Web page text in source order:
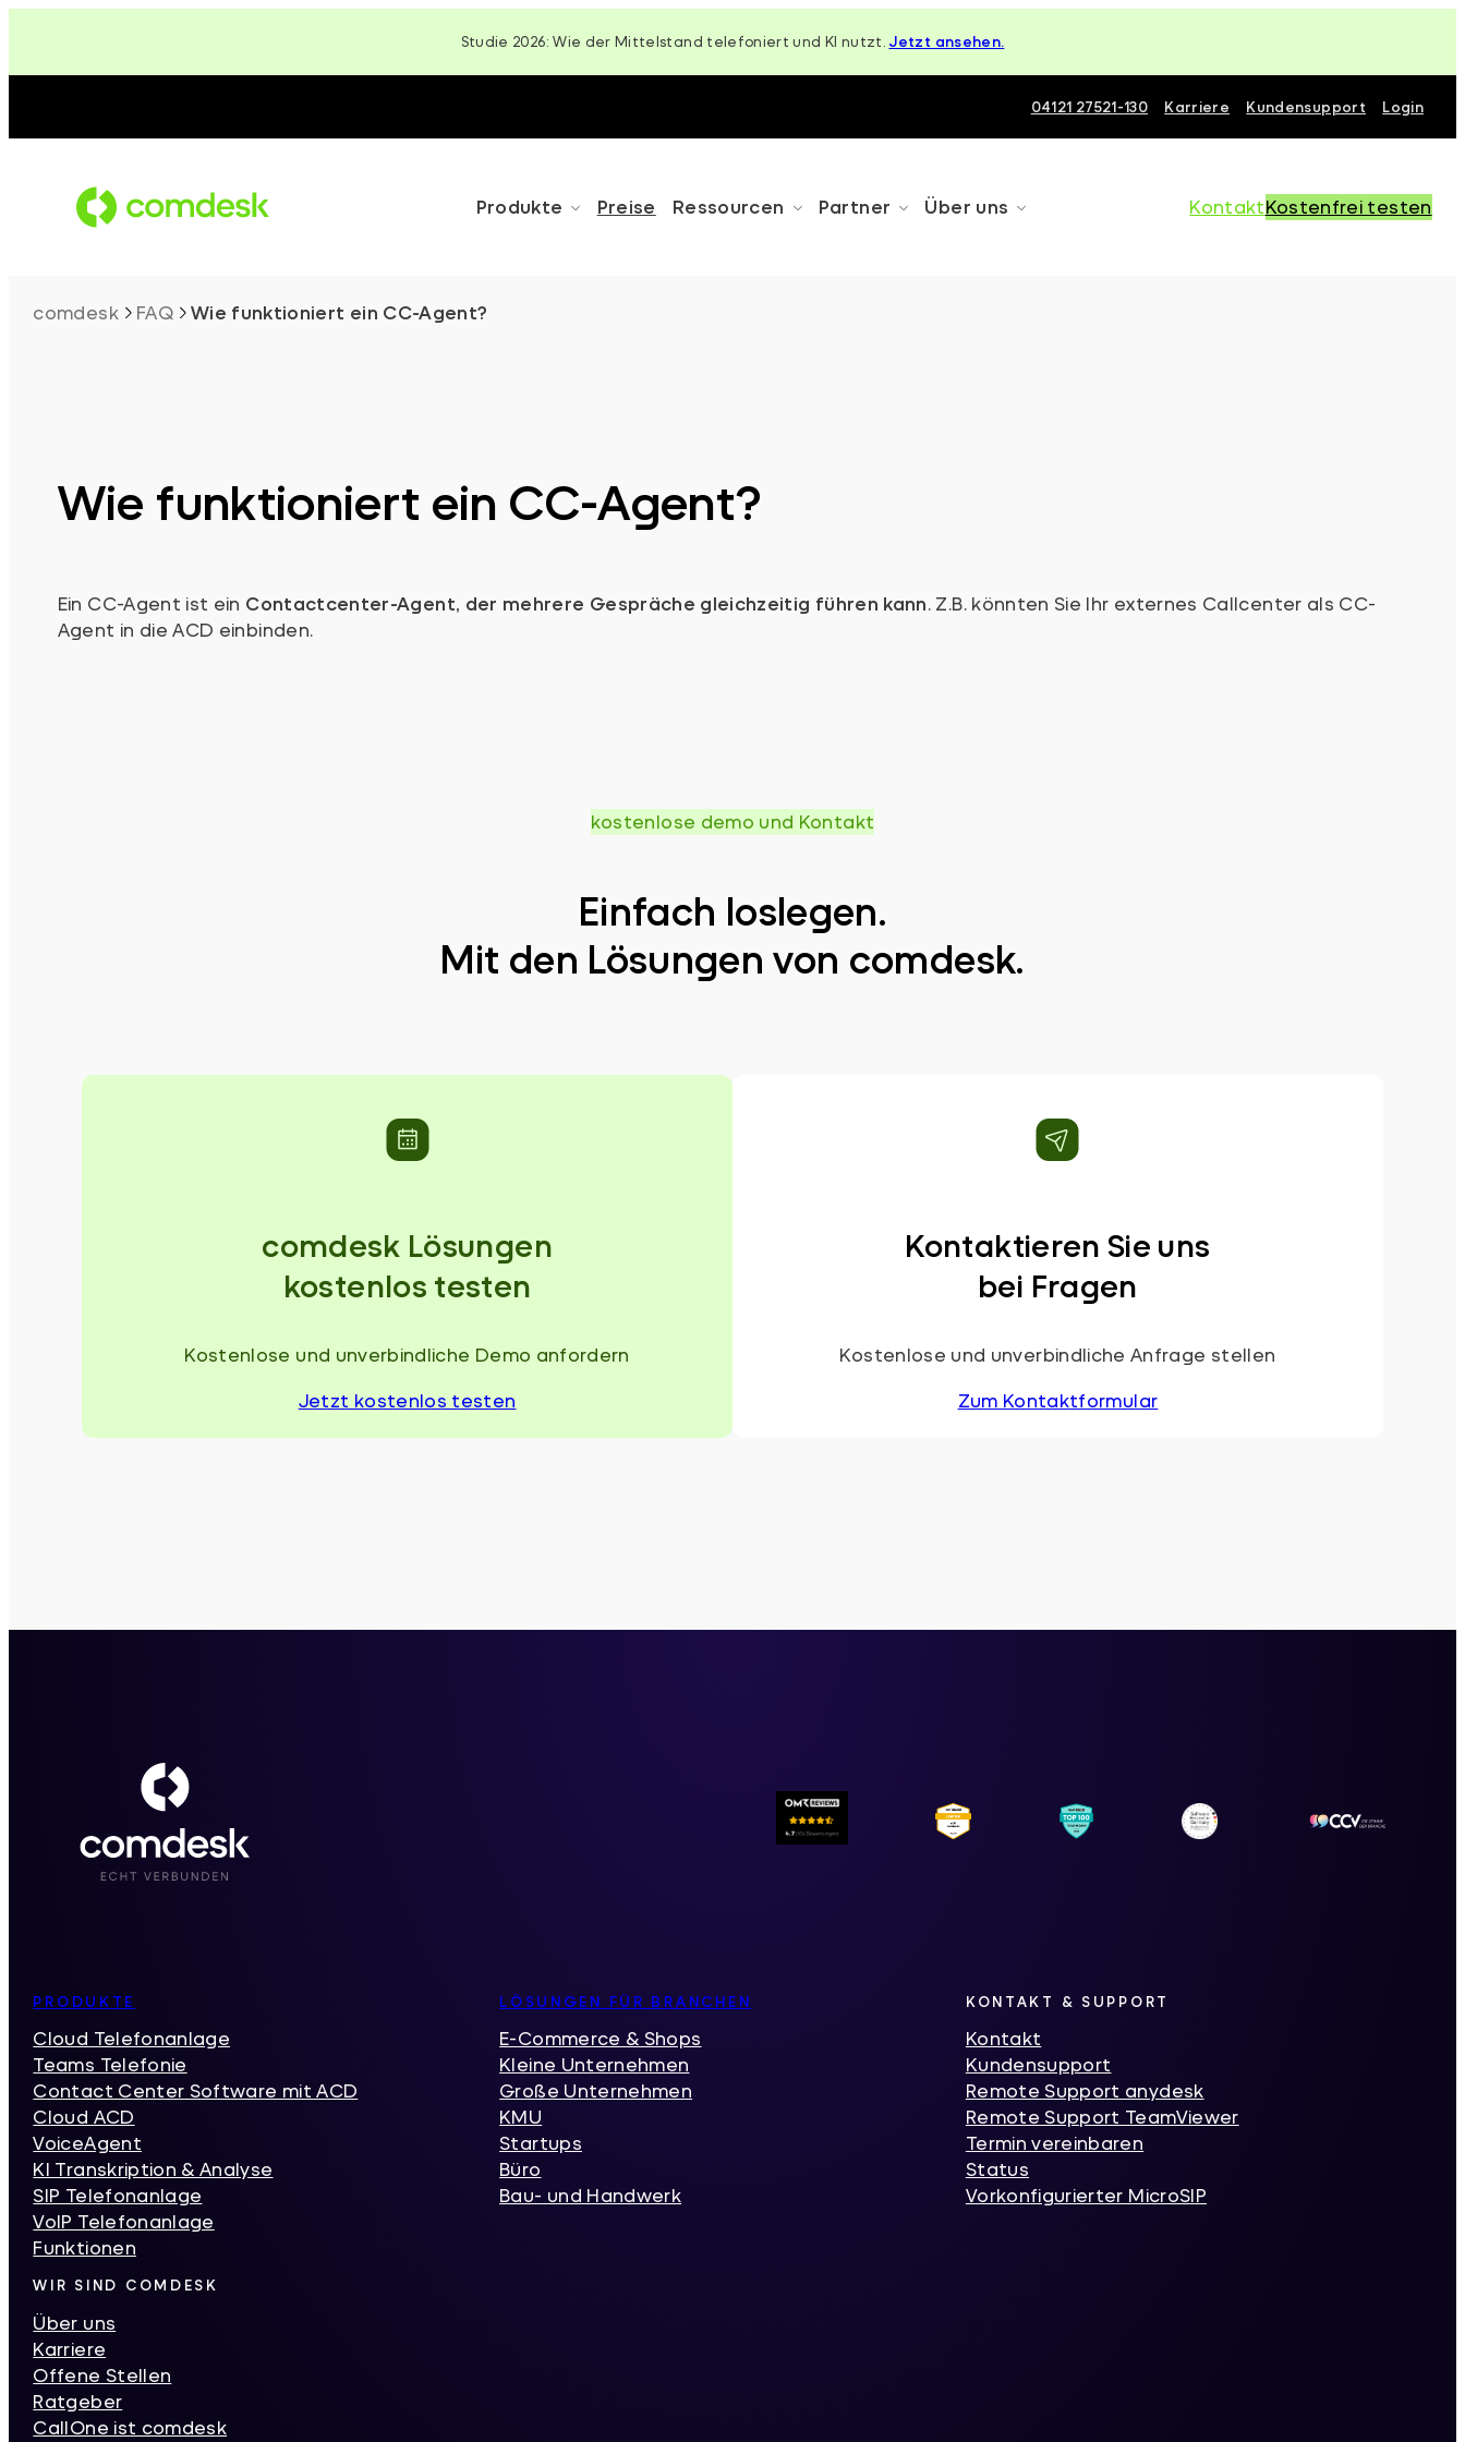
springen
Studie 2026: Wie der Mittelstand telefoniert und KI nutzt. Jetzt ansehen.
04121 27521-130 Karriere Kundensupport Login
Produkte Preise Ressourcen Partner Über uns KontaktKostenfrei testen
comdesk FAQ Wie funktioniert ein CC-Agent?
Wie funktioniert ein CC-Agent?
Ein CC-Agent ist ein Contactcenter-Agent, der mehrere Gespräche gleichzeitig führen kann. Z.B. könnten Sie Ihr externes Callcenter als CC-
Agent in die ACD einbinden.
kostenlose demo und Kontakt
Einfach loslegen.
Mit den Lösungen von comdesk.
comdesk Lösungen
kostenlos testen
Kostenlose und unverbindliche Demo anfordern
Jetzt kostenlos testen
Kontaktieren Sie uns
bei Fragen
Kostenlose und unverbindliche Anfrage stellen
Zum Kontaktformular
Inhaltsverzeichnis
PRODUKTE
Cloud Telefonanlage
Teams Telefonie
Contact Center Software mit ACD
Cloud ACD
VoiceAgent
KI Transkription & Analyse
SIP Telefonanlage
VoIP Telefonanlage
Funktionen
LÖSUNGEN FÜR BRANCHEN
E-Commerce & Shops
Kleine Unternehmen
Große Unternehmen
KMU
Startups
Büro
Bau- und Handwerk
KONTAKT & SUPPORT
Kontakt
Kundensupport
Remote Support anydesk
Remote Support TeamViewer
Termin vereinbaren
Status
Vorkonfigurierter MicroSIP
WIR SIND COMDESK
Über uns
Karriere
Offene Stellen
Ratgeber
CallOne ist comdesk